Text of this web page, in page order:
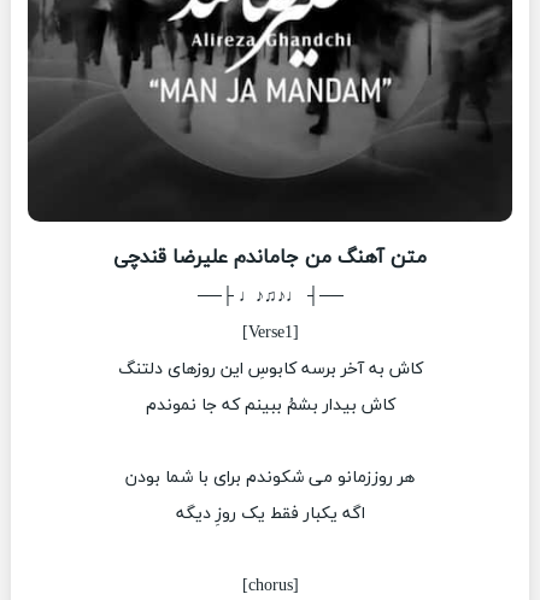
متن آهنگ من جاماندم علیرضا قندچی
──┤ ♩♪♫♪♩ ├──
[Verse1]
کاش به آخر برسه کابوسِ این روزهای دلتنگ
کاش بیدار بشمُ ببینم که جا نموندم
هر روززمانو می شکوندم برای با شما بودن
اگه یکبار فقط یک روزِ دیگه
‏[chorus]